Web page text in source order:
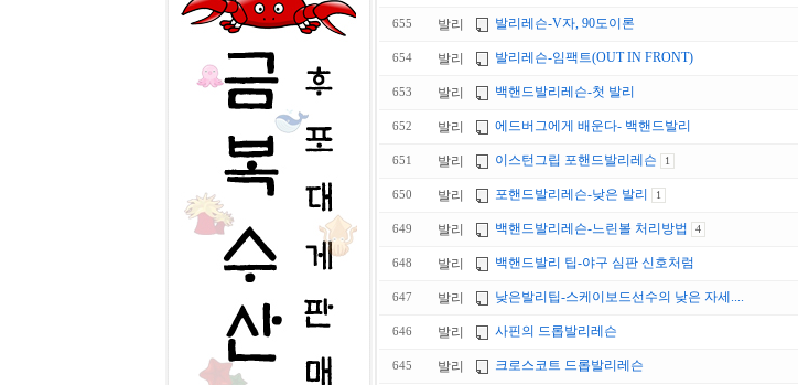
655 발리 발리레슨-V자, 90도이론
654 발리 발리레슨-임팩트(OUT IN FRONT)
653 발리 백핸드발리레슨-첫 발리
652 발리 에드버그에게 배운다- 백핸드발리
651 발리 이스턴그립 포핸드발리레슨 1
650 발리 포핸드발리레슨-낮은 발리 1
649 발리 백핸드발리레슨-느린볼 처리방법 4
648 발리 백핸드발리 팁-야구 심판 신호처럼
647 발리 낮은발리팁-스케이보드선수의 낮은 자세....
646 발리 사핀의 드롭발리레슨
645 발리 크로스코트 드롭발리레슨